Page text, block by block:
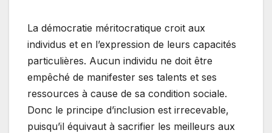
La démocratie méritocratique croit aux
individus et en l’expression de leurs capacités
particulières. Aucun individu ne doit être
empêché de manifester ses talents et ses
ressources à cause de sa condition sociale.
Donc le principe d’inclusion est irrecevable,
puisqu’il équivaut à sacrifier les meilleurs aux